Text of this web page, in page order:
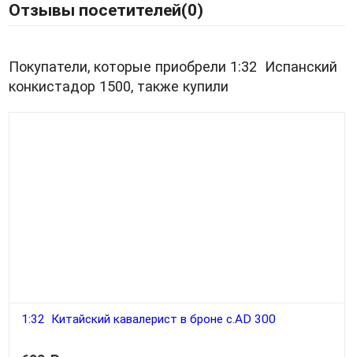
Отзывы посетителей(0)
Покупатели, которые приобрели 1:32 Испанский
конкистадор 1500, также купили
1:32 Китайский кавалерист в броне c.AD 300